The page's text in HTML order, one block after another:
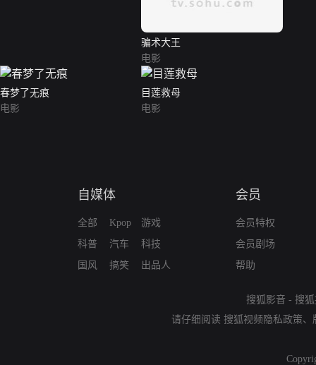
骗术大王
电影
春梦了无痕
电影
目莲救母
电影
自媒体
全部
科普
国风
Kpop
汽车
搞笑
游戏
科技
出品人
会员
会员特权
会员剧场
帮助
搜狐影音 - 搜
请仔细阅读 搜狐视频隐私政策、